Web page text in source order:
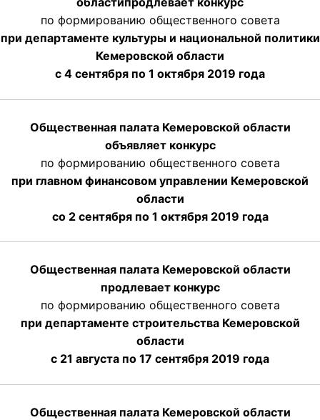
по формированию общественного совета
при департаменте культуры и национальной политики
Кемеровской области
с 4 сентября по 1 октября 2019 года
Общественная палата Кемеровской области
объявляет конкурс
по формированию общественного совета
при главном финансовом управлении Кемеровской
области
со 2 сентября по 1 октября 2019 года
Общественная палата Кемеровской области
продлевает конкурс
по формированию общественного совета
при департаменте строительства Кемеровской
области
с 21 августа по 17 сентября 2019 года
Общественная палата Кемеровской области